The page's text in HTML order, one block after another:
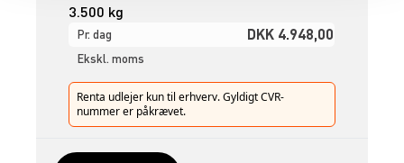
3.500 kg
Pr. dag DKK 4.948,00
Ekskl. moms
Renta udlejer kun til erhverv. Gyldigt CVR-
nummer er påkrævet.